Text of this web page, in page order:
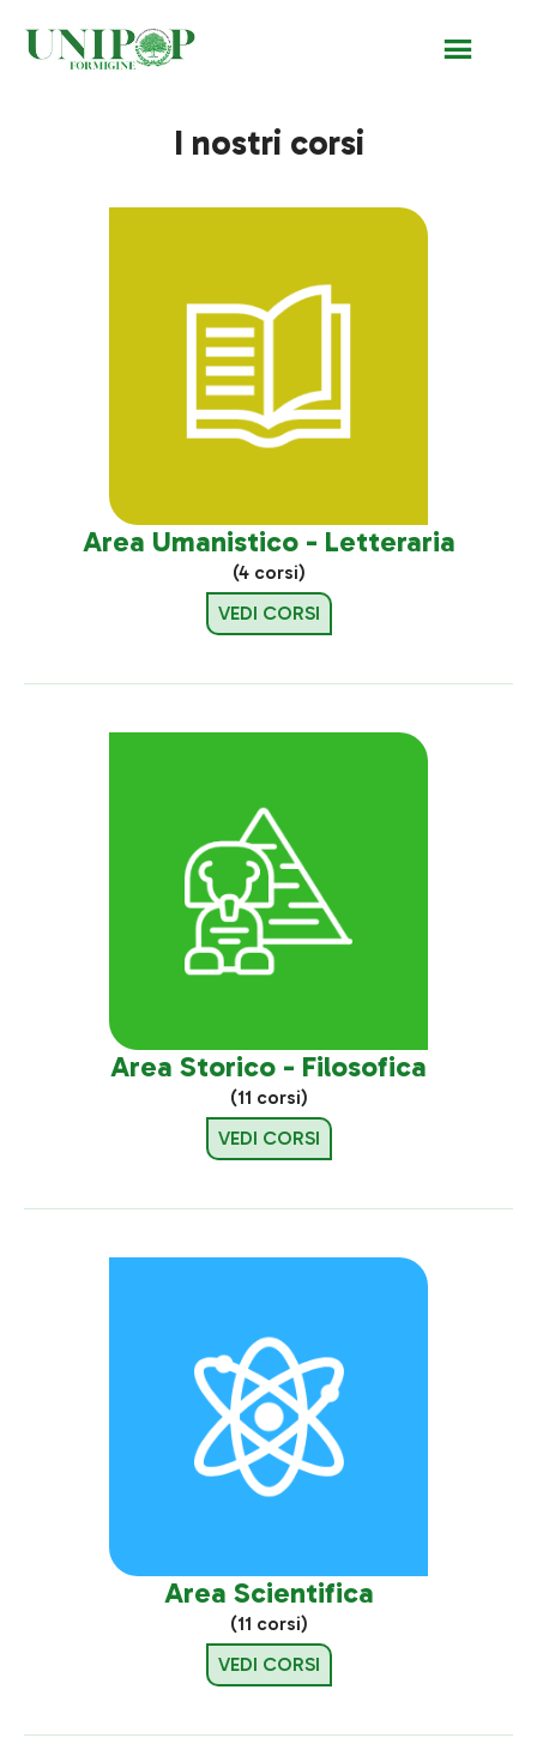
I nostri corsi
Area Umanistico - Letteraria
(4 corsi)
VEDI CORSI
Area Storico - Filosofica
(11 corsi)
VEDI CORSI
Area Scientifica
(11 corsi)
VEDI CORSI